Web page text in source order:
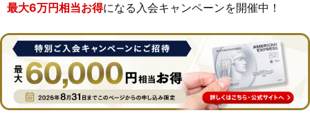
最大6万円相当お得になる入会キャンペーンを開催中！